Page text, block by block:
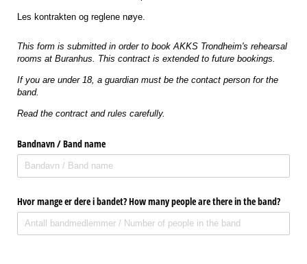
Les kontrakten og reglene nøye.
This form is submitted in order to book AKKS Trondheim's rehearsal
rooms at Buranhus. This contract is extended to future bookings.
If you are under 18, a guardian must be the contact person for the
band.
Read the contract and rules carefully.
Bandnavn /​ Band name
Hvor mange er dere i bandet? How many people are there in the band?